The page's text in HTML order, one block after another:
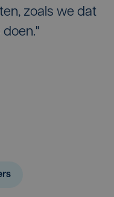
zoals we dat
doen."